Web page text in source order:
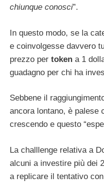
chiunque conosci”.
In questo modo, se la
e coinvolgesse davvero
prezzo per token a 1
guadagno per chi ha
Sebbene il
ancora lontano, è palese
crescendo e questo
La challlenge relativa a
alcuni a investire più dei
a replicare il tentativo